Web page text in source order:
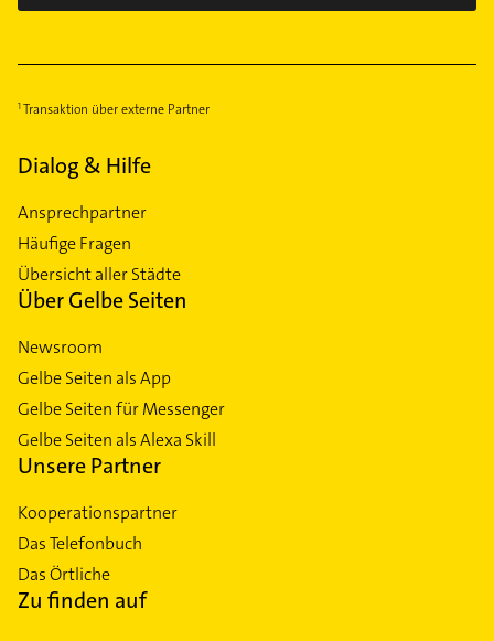
Transaktion über externe Partner
Dialog & Hilfe
Ansprechpartner
Häufige Fragen
Übersicht aller Städte
Über Gelbe Seiten
Newsroom
Gelbe Seiten als App
Gelbe Seiten für Messenger
Gelbe Seiten als Alexa Skill
Unsere Partner
Kooperationspartner
Das Telefonbuch
Das Örtliche
Zu finden auf